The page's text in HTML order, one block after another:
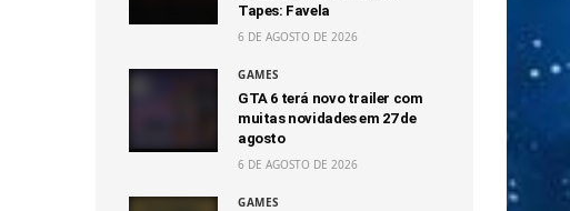
Tapes: Favela
6 DE AGOSTO DE 2026
GAMES
GTA 6 terá novo trailer com
muitas novidades em 27 de
agosto
6 DE AGOSTO DE 2026
GAMES